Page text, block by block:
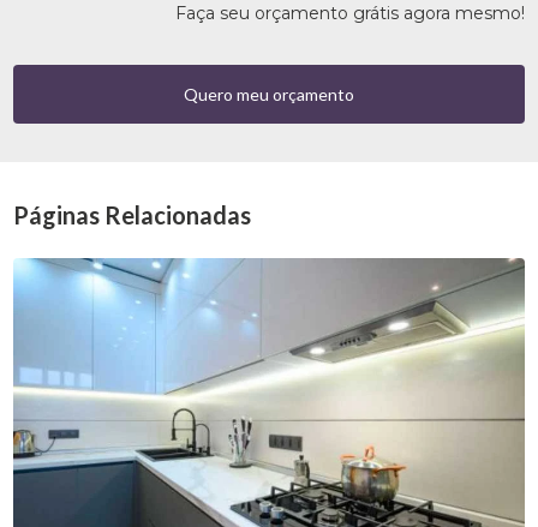
Faça seu orçamento grátis agora mesmo!
Quero meu orçamento
Páginas Relacionadas